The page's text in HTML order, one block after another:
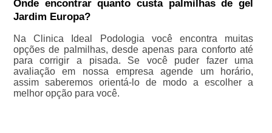
Onde encontrar quanto custa palmilhas de gel
Jardim Europa?
Na Clinica Ideal Podologia você encontra muitas
opções de palmilhas, desde apenas para conforto até
para corrigir a pisada. Se você puder fazer uma
avaliação em nossa empresa agende um horário,
assim saberemos orientá-lo de modo a escolher a
melhor opção para você.